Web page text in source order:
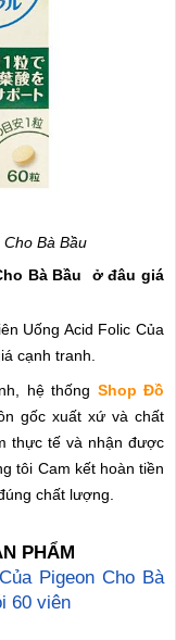
Cho Bà Bầu
Bà Bầu ở đâu giá
Uống Acid Folic Của
cạnh tranh.
hệ thống Shop Đồ
gốc xuất xứ và chất
thực tế và nhận được
tôi Cam kết hoàn tiền
chất lượng.
PHẨM
Pigeon Cho Bà
60 viên